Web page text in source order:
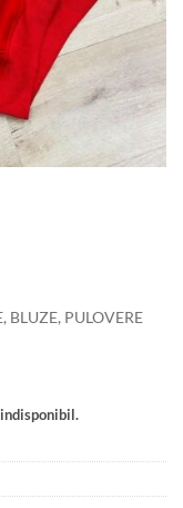
BLUZE, PULOVERE